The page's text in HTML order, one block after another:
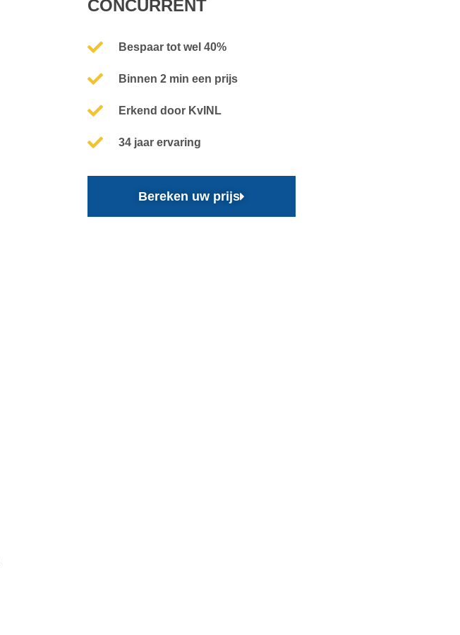
CONCURRENT
Bespaar tot wel 40%
Binnen 2 min een prijs
Erkend door KvINL
34 jaar ervaring
Bereken uw prijs